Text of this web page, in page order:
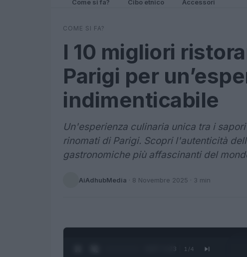
Come si fa? Cibo etnico Accessori
COME SI FA?
I 10 migliori
Parigi per
indimenticabile
Un'esperienza culinaria unica tra i
rinomati di Parigi. Scopri l'autenticità
gastronomiche più affascinanti del
AiAdhubMedia · 8 Novembre 2025 · 3 min
0:27 / 1:23 1 /4